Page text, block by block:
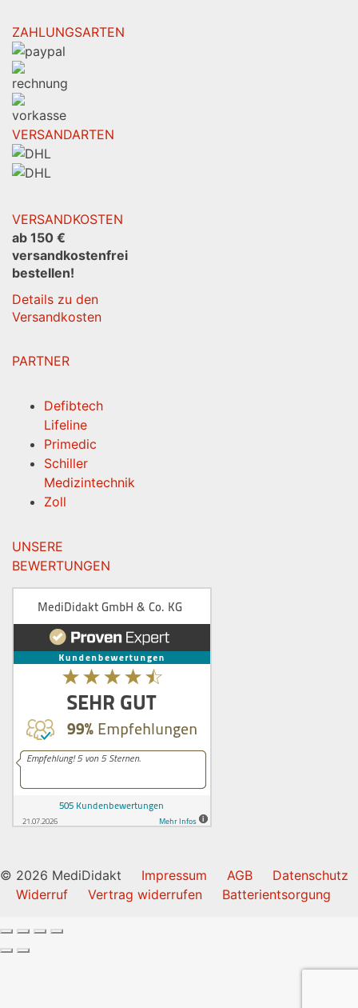
ZAHLUNGSARTEN
VERSANDARTEN
VERSANDKOSTEN
ab 150 €
versandkostenfrei
bestellen!
Details zu den
Defibtech
Lifeline
Primedic
Schiller
Medizintechnik
UNSERE
BEWERTUNGEN
© 2026 MediDidaktImpressum AGB
Datenschutz